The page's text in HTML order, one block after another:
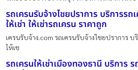
รถเครนรับจ้างไชยปราการ บริการรถ
ให้เช่า ให้เช่ารถเครน ราคาถูก
เครนรับจ้าง.com รถเครนรับจ้างไชยปราการ บ
ให้เช
รถเครนให้เช่าเมืองทองธานี บริการ